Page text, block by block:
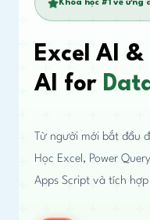
Khóa học #1 về ứng
Excel AI &
AI for
Từ người mới bắt đầu
Học Excel, Power
Apps Script và tích